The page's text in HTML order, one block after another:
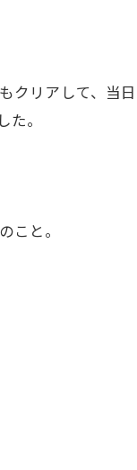
クリアして、当
。
と。